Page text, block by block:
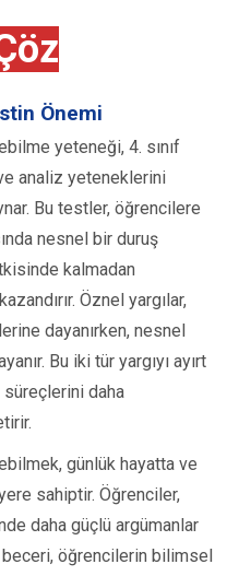
Önemi
yeteneği, 4. sınıf
analiz yeteneklerini
Bu testler, öğrencilere
nesnel bir duruş
kalmadan
Öznel yargılar,
dayanırken, nesnel
Bu iki tür yargıyı ayırt
daha
günlük hayatta ve
sahiptir. Öğrenciler,
daha güçlü argümanlar
öğrencilerin bilimsel